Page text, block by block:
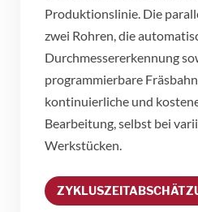
Produktionslinie. Die
zwei Rohren, die
Durchmessererkennung
programmierbare
kontinuierliche und
Bearbeitung, selbst bei
Werkstücken.